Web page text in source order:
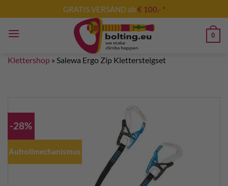
Inhalt
springen
GRATIS VERSAND ab€ 100,- *
0
Klettershop » Salewa Ergo Zip Klettersteigset
-28%
Aufrollmechanismus